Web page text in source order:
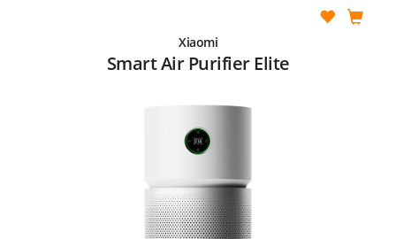
Xiaomi
Smart Air Purifier Elite